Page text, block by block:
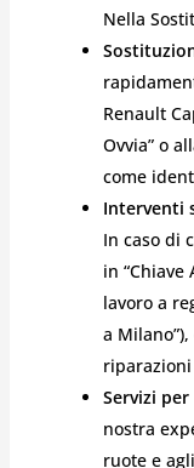
Nella
Renault
Ovvia” o
come
Interventi
In caso di
in
lavoro a
a
Servizi
nostra
ruote e